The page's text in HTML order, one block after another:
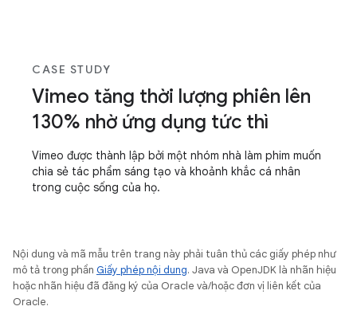
CASE STUDY
Vimeo tăng thời lượng phiên lên
130% nhờ ứng dụng tức thì
Vimeo được thành lập bởi một nhóm nhà làm phim muốn
chia sẻ tác phẩm sáng tạo và khoảnh khắc cá nhân
trong cuộc sống của họ.
Nội dung và mã mẫu trên trang này phải tuân thủ các giấy phép như
mô tả trong phần Giấy phép nội dung. Java và OpenJDK là nhãn hiệu
hoặc nhãn hiệu đã đăng ký của Oracle và/hoặc đơn vị liên kết của
Oracle.